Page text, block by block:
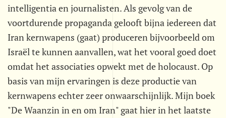
intelligentia en journalisten. Als gevolg van de
voortdurende propaganda gelooft bijna iedereen dat
Iran kernwapens (gaat) produceren bijvoorbeeld om
Israël te kunnen aanvallen, wat het vooral goed doet
omdat het associaties opwekt met de holocaust. Op
basis van mijn ervaringen is deze productie van
kernwapens echter zeer onwaarschijnlijk. Mijn boek
"De Waanzin in en om Iran" gaat hier in het laatste